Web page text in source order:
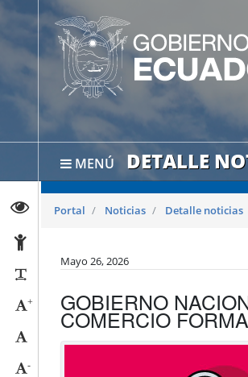
MENÚ DETALLE
Abrir página de
Abrir página de
Reducir párrafos
+ Aumentar tamaño caracteres
-Reducir tamaño caracteres
Portal Noticias Detalle noticias
Mayo 26, 2026
GOBIERNO
COMERCIO